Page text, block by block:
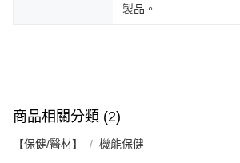
製品。
商品相關分類 (2)
【保健/醫材】 機能保健